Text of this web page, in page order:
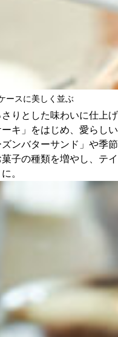
ースに美しく並ぶ
りとした味わいに仕上げ
キ」をはじめ、愛らしい
ンバターサンド」や季節
子の種類を増やし、テイ
。